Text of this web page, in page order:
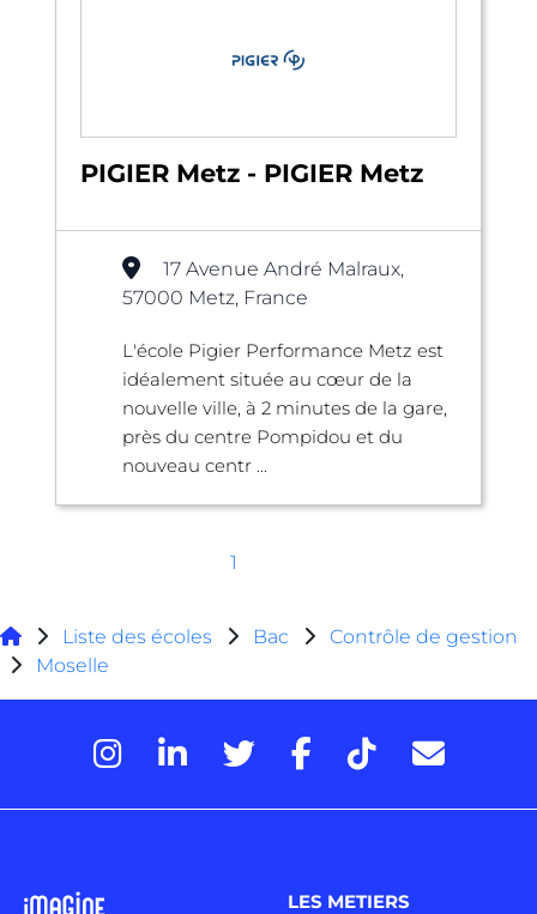
PIGIER Metz - PIGIER Metz
17 Avenue André Malraux,
57000 Metz, France
L'école Pigier Performance Metz est
idéalement située au cœur de la
nouvelle ville, à 2 minutes de la gare,
près du centre Pompidou et du
nouveau centr ...
1
Liste des écoles Bac
Contrôle de gestion
Moselle
LES METIERS